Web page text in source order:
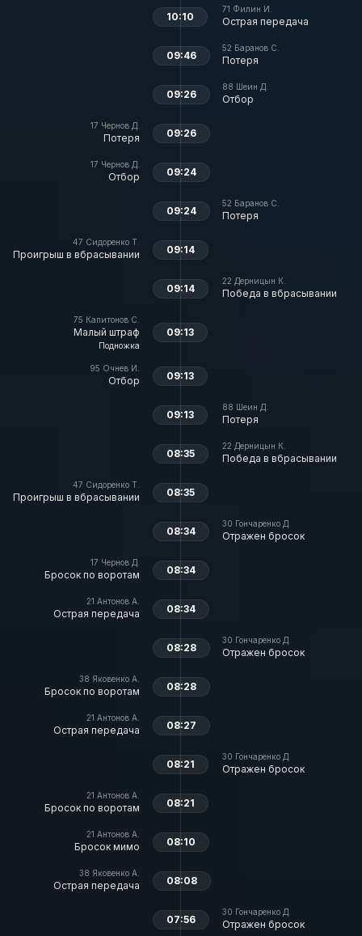
71 Филин И.
Острая передача
10:10
52 Баранов С.
Потеря
09:46
88 Шеин Д.
Отбор
09:26
17 Чернов Д.
Потеря 09:26
17 Чернов Д.
Отбор 09:24
52 Баранов С.
Потеря
09:24
47 Сидоренко Т.
Проигрыш в вбрасывании 09:14
22 Дерницын К.
Победа в вбрасывании
09:14
75 Капитонов С.
Малый штраф
Подножка
09:13
95 Очнев И.
Отбор 09:13
88 Шеин Д.
Потеря
09:13
22 Дерницын К.
Победа в вбрасывании
08:35
47 Сидоренко Т.
Проигрыш в вбрасывании 08:35
30 Гончаренко Д.
Отражен бросок
08:34
17 Чернов Д.
Бросок по воротам 08:34
21 Антонов А.
Острая передача 08:34
30 Гончаренко Д.
Отражен бросок
08:28
38 Яковенко А.
Бросок по воротам 08:28
21 Антонов А.
Острая передача 08:27
30 Гончаренко Д.
Отражен бросок
08:21
21 Антонов А.
Бросок по воротам 08:21
21 Антонов А.
Бросок мимо 08:10
38 Яковенко А.
Острая передача 08:08
30 Гончаренко Д.
Отражен бросок
07:56